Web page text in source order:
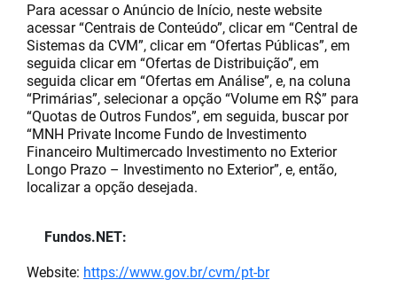
Para acessar o Anúncio de Início, neste website
acessar “Centrais de Conteúdo”, clicar em “Central de
Sistemas da CVM”, clicar em “Ofertas Públicas”, em
seguida clicar em “Ofertas de Distribuição”, em
seguida clicar em “Ofertas em Análise”, e, na coluna
“Primárias”, selecionar a opção “Volume em R$” para
“Quotas de Outros Fundos”, em seguida, buscar por
“MNH Private Income Fundo de Investimento
Financeiro Multimercado Investimento no Exterior
Longo Prazo – Investimento no Exterior”, e, então,
localizar a opção desejada.
Fundos.NET:
Website: https://www.gov.br/cvm/pt-br